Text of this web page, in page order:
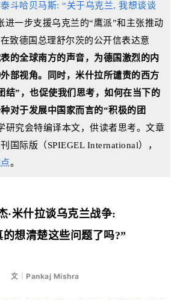
斗哈贝马斯: “关于乌克兰, 我想谈谈
进一步支援乌克兰的“鹰派”和主张推动
致德国总理舒尔茨的公开信表达意
的全球南方的声音， 为德国激烈的内
部视角。同时， 米什拉所谴责的西方
结”，也促使我们思考，如何在当下的
对于发展中国家而言的“积极的团
研究会特编译本文，供读者思考。 文章
国际版（SPIEGEL International），
。
·米什拉谈乌克兰战争:
的想清楚这些问题了吗?”
文｜Pankaj Mishra